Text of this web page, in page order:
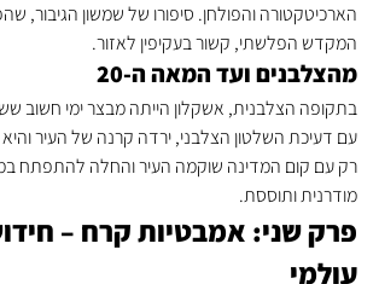
הארכיטקטורה והפולחן. סיפורו של שמשון הגיבור,
המקדש הפלשתי, קשור בעקיפין לאזור.
מהצלבנים ועד המאה ה-20
בתקופה הצלבנית, אשקלון הייתה מבצר ימי חשוב
עם דעיכת השלטון הצלבני, ירדה קרנה של העיר
רק עם קום המדינה שוקמה העיר והחלה להתפתח
מודרנית ותוססת.
פרק שני: אמבטיות קרח –
עולמי